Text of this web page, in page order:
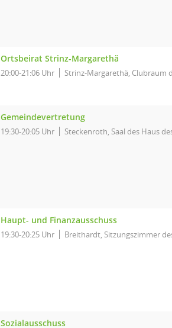
Ortsbeirat Strinz-Margarethä
20:00-21:06 Uhr Strinz-Margarethä, Clubraum
Gemeindevertretung
19:30-20:05 Uhr Steckenroth, Saal des Haus
Haupt- und Finanzausschuss
19:30-20:25 Uhr Breithardt, Sitzungszimmer
Sozialausschuss